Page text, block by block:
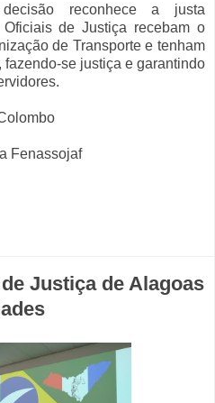
reconhece a justa
de Justiça recebam o
de Transporte e tenham
se justiça e garantindo
Fenassojaf
Justiça de Alagoas